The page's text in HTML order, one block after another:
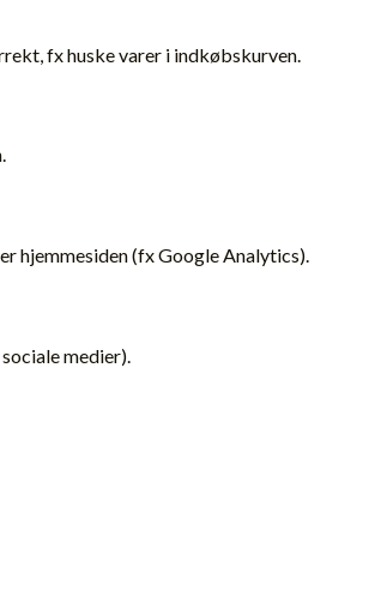
fx huske varer i indkøbskurven.
hjemmesiden (fx Google Analytics).
medier).